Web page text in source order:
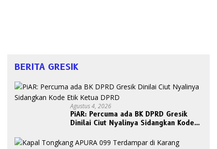
BERITA GRESIK
Agustus 4, 2026
PiAR: Percuma ada BK DPRD Gresik
Dinilai Ciut Nyalinya Sidangkan Kode